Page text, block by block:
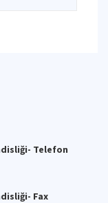
Telefon
Fax